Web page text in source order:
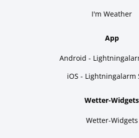
I'm Weather
App
Android -
iOS - Lightningalarm
Wetter-Widgets
Wetter-Widgets